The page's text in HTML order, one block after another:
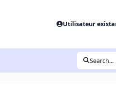
Utilisateur
Search...